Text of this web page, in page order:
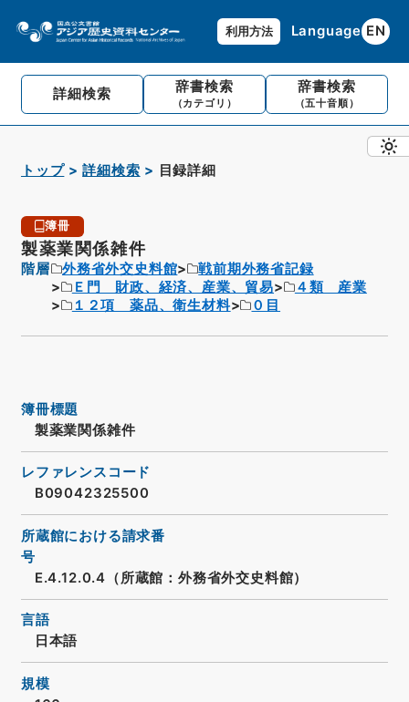
利用方法 Language EN
詳細検索 辞書検索
（カテゴリ）
辞書検索
（五十音順）
トップ 詳細検索 目録詳細
簿冊
製薬業関係雑件
階層 外務省外交史料館
戦前期外務省記録
Ｅ門 財政、経済、産業、貿易
４類 産業
１２項 薬品、衛生材料
０目
簿冊標題
製薬業関係雑件
レファレンスコード
B09042325500
所蔵館における請求番
号
E.4.12.0.4（所蔵館：外務省外交史料館）
言語
日本語
規模